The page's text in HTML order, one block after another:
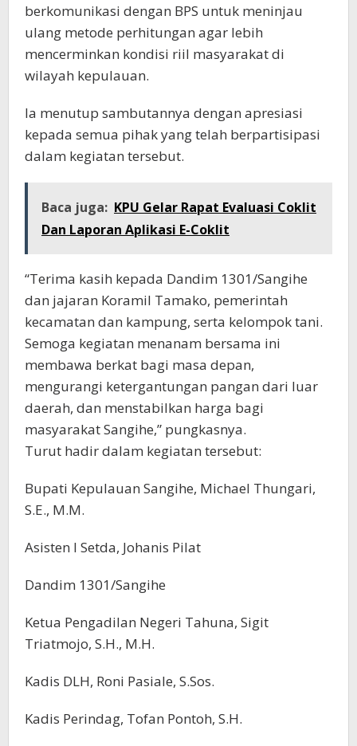
berkomunikasi dengan BPS untuk meninjau
ulang metode perhitungan agar lebih
mencerminkan kondisi riil masyarakat di
wilayah kepulauan.
Ia menutup sambutannya dengan apresiasi
kepada semua pihak yang telah berpartisipasi
dalam kegiatan tersebut.
Baca juga: KPU Gelar Rapat Evaluasi Coklit
Dan Laporan Aplikasi E-Coklit
“Terima kasih kepada Dandim 1301/Sangihe
dan jajaran Koramil Tamako, pemerintah
kecamatan dan kampung, serta kelompok tani.
Semoga kegiatan menanam bersama ini
membawa berkat bagi masa depan,
mengurangi ketergantungan pangan dari luar
daerah, dan menstabilkan harga bagi
masyarakat Sangihe,” pungkasnya.
Turut hadir dalam kegiatan tersebut:
Bupati Kepulauan Sangihe, Michael Thungari,
S.E., M.M.
Asisten I Setda, Johanis Pilat
Dandim 1301/Sangihe
Ketua Pengadilan Negeri Tahuna, Sigit
Triatmojo, S.H., M.H.
Kadis DLH, Roni Pasiale, S.Sos.
Kadis Perindag, Tofan Pontoh, S.H.